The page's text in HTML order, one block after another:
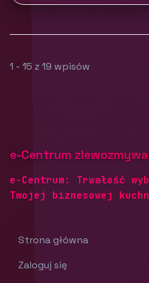
1 - 15 z 19 wpisów
e-Centrum
e-Centrum: Trwałość
Twojej biznesowej
Strona główna
Zaloguj się